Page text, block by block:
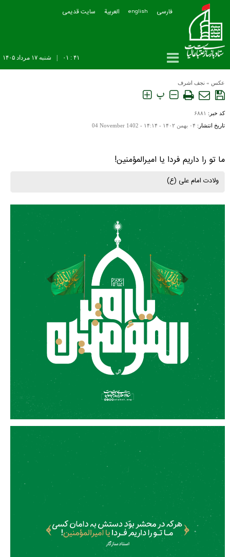
فارسی english العربیة سایت قدیمی
شنبه ۱۷ مرداد ۱۴۰۵ ۴۱ : ۰۱
عکس » نجف اشرف
پ
کد خبر: ۶۸۸۱
تاریخ انتشار: ۰۴ بهمن ۱۴۰۲ - ۱۴:۱۴ - 04 November 1402
ما تو را داریم فردا یا امیرالمؤمنین!
ولادت امام علی (ع)